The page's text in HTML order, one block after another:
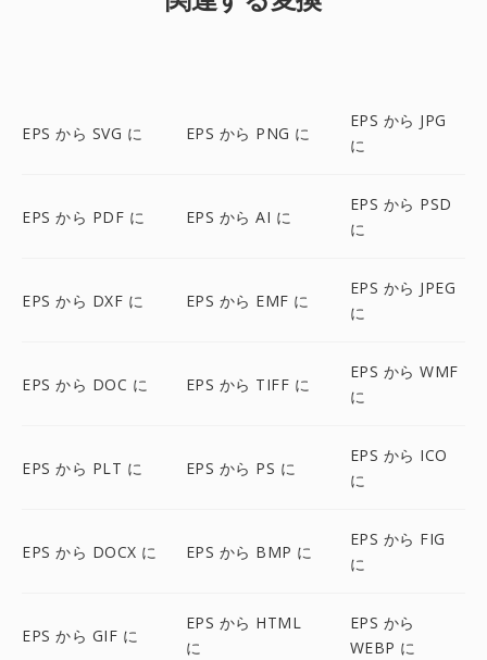
EPS から SVG に EPS から PNG に
EPS から JPG
に
EPS から PDF に EPS から AI に
EPS から PSD
に
EPS から DXF に EPS から EMF に
EPS から JPEG
に
EPS から DOC に EPS から TIFF に
EPS から WMF
に
EPS から PLT に EPS から PS に
EPS から ICO
に
EPS から DOCX に EPS から BMP に
EPS から FIG
に
EPS から GIF に
EPS から HTML
に
EPS から
WEBP に